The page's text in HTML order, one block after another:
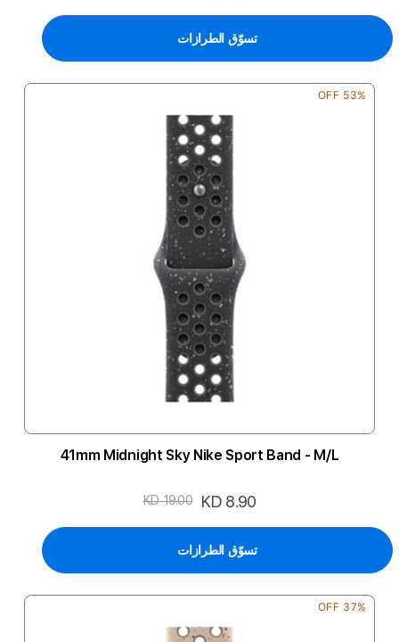
تسوّق الطرازات
53% OFF
41mm Midnight Sky Nike Sport Band - M/L
السعر
KD 8.90
KD 19.00
تسوّق الطرازات
37% OFF